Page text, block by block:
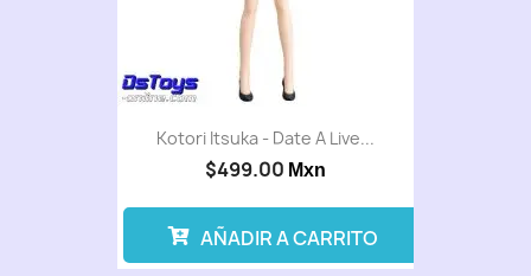
Kotori Itsuka - Date A Live...
$499.00 Mxn
AÑADIR A CARRITO